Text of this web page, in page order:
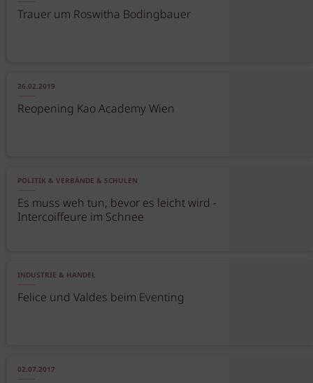
Trauer um Roswitha Bodingbauer
26.02.2019
Reopening Kao Academy Wien
POLITIK & VERBÄNDE & SCHULEN
Es muss weh tun, bevor es leicht wird -
Intercoiffeure im Schnee
INDUSTRIE & HANDEL
Felice und Valdes beim Eventing
02.07.2017